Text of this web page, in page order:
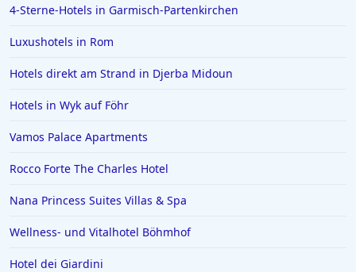
Hotels in Mayrhofen
Hotels in Elmshorn
Hotels in Hamm
Hotels in Marseille
Hotels in Luxemburg
4-Sterne-Hotels in Garmisch-Partenkirchen
Luxushotels in Rom
Hotels direkt am Strand in Djerba Midoun
Hotels in Wyk auf Föhr
Vamos Palace Apartments
Rocco Forte The Charles Hotel
Nana Princess Suites Villas & Spa
Wellness- und Vitalhotel Böhmhof
Hotel dei Giardini